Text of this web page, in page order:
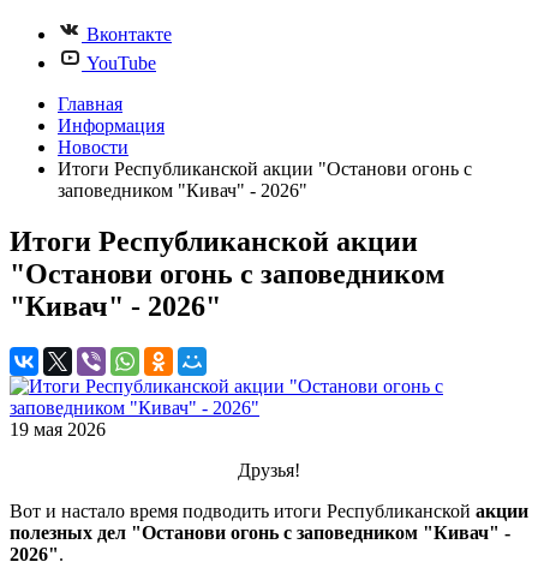
Вконтакте
YouTube
Главная
Информация
Новости
Итоги Республиканской акции "Останови огонь с
заповедником "Кивач" - 2026"
Итоги Республиканской акции
"Останови огонь с заповедником
"Кивач" - 2026"
19 мая 2026
Друзья!
Вот и настало время подводить итоги Республиканской акции
полезных дел "Останови огонь с заповедником "Кивач" -
2026".